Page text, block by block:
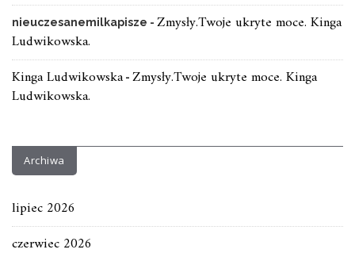
nieuczesanemilkapisze - Zmysły.Twoje ukryte moce. Kinga
Ludwikowska.
Kinga Ludwikowska - Zmysły.Twoje ukryte moce. Kinga
Ludwikowska.
Archiwa
lipiec 2026
czerwiec 2026